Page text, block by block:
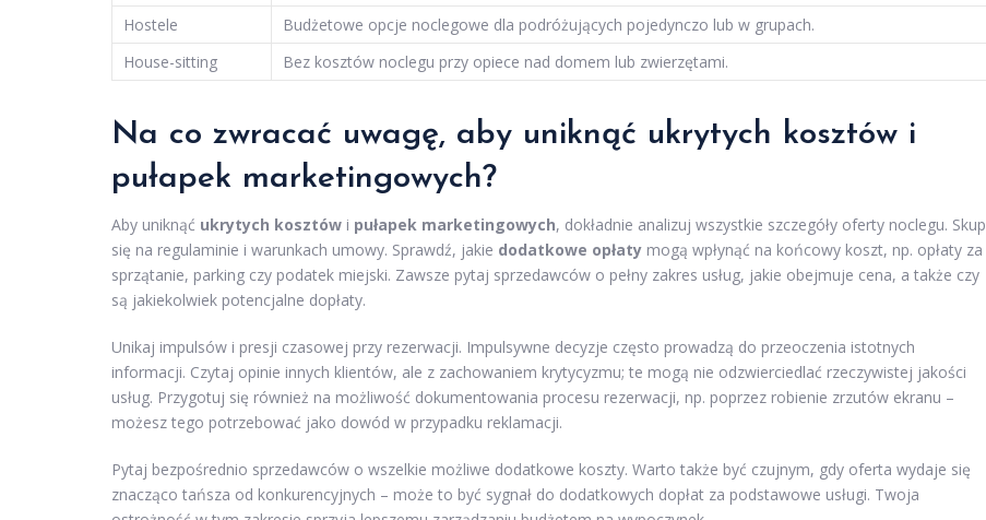
Hostele
Budżetowe opcje noclegowe dla podróżujących pojedynczo lub w grupach.
House-sitting
Bez kosztów noclegu przy opiece nad domem lub zwierzętami.
Na co zwracać uwagę, aby uniknąć ukrytych kosztów i
pułapek marketingowych?
Aby uniknąć ukrytych kosztów i pułapek marketingowych, dokładnie analizuj wszystkie szczegóły oferty noclegu. Skup
się na regulaminie i warunkach umowy. Sprawdź, jakie dodatkowe opłaty mogą wpłynąć na końcowy koszt, np. opłaty za
sprzątanie, parking czy podatek miejski. Zawsze pytaj sprzedawców o pełny zakres usług, jakie obejmuje cena, a także czy
są jakiekolwiek potencjalne dopłaty.
Unikaj impulsów i presji czasowej przy rezerwacji. Impulsywne decyzje często prowadzą do przeoczenia istotnych
informacji. Czytaj opinie innych klientów, ale z zachowaniem krytycyzmu; te mogą nie odzwierciedlać rzeczywistej jakości
usług. Przygotuj się również na możliwość dokumentowania procesu rezerwacji, np. poprzez robienie zrzutów ekranu –
możesz tego potrzebować jako dowód w przypadku reklamacji.
Pytaj bezpośrednio sprzedawców o wszelkie możliwe dodatkowe koszty. Warto także być czujnym, gdy oferta wydaje się
znacząco tańsza od konkurencyjnych – może to być sygnał do dodatkowych dopłat za podstawowe usługi. Twoja